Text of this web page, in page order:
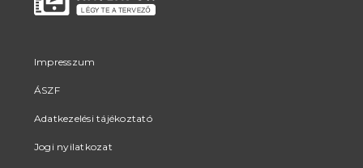
Impresszum
ÁSZF
Adatkezelési tájékoztató
Jogi nyilatkozat